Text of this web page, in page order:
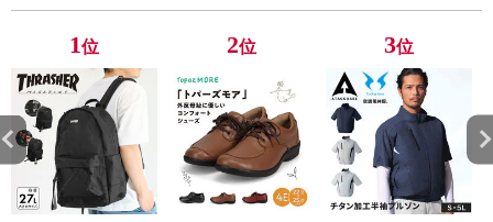
1位 2位 3位